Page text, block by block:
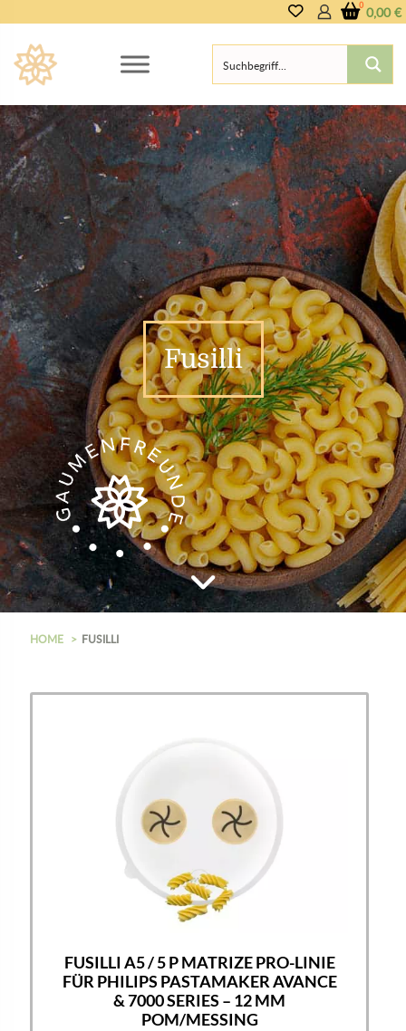
0,00€
Fusilli
HOME FUSILLI
FUSILLI A5 / 5 P MATRIZE PRO-LINIE
FÜR PHILIPS PASTAMAKER AVANCE
& 7000 SERIES – 12 MM
POM/MESSING